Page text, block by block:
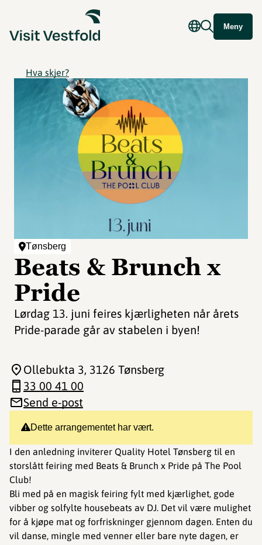
Meny
Hva skjer?
Tønsberg
Beats & Brunch x
Pride
Lørdag 13. juni feires kjærligheten når årets
Pride-parade går av stabelen i byen!
Dette arrangementet har vært.
I den anledning inviterer Quality Hotel Tønsberg til en
storslått feiring med Beats & Brunch x Pride på The Pool
Club!
Bli med på en magisk feiring fylt med kjærlighet, gode
vibber og solfylte housebeats av DJ. Det vil være mulighet
for å kjøpe mat og forfriskninger gjennom dagen. Enten du
vil danse, mingle med venner eller bare nyte dagen, er
Ollebukta 3, 3126 Tønsberg
33 00 41 00
Send e-post